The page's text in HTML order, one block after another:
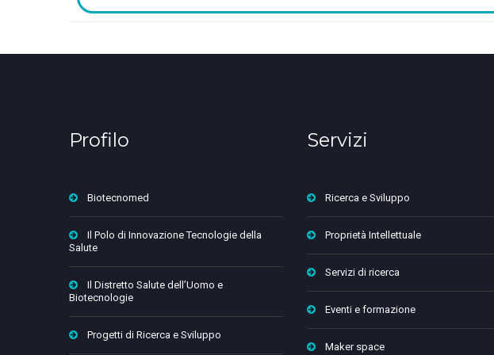
Profilo
Biotecnomed
Il Polo di Innovazione Tecnologie della
Salute
Il Distretto Salute dell’Uomo e
Biotecnologie
Progetti di Ricerca e Sviluppo
Servizi
Ricerca e Sviluppo
Proprietà Intellettuale
Servizi di ricerca
Eventi e formazione
Maker space